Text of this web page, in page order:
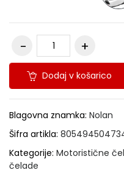
Dodaj v košarico
Blagovna znamka: Nolan
Šifra artikla:
Kategorije: Motoristične
čelade